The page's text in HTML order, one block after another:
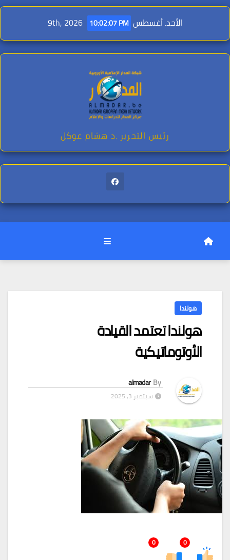
Skip
content
الأحد. أغسطس 9th, 2026 10:02:09 PM
رئيس التحرير .د هشام عوكل
هولندا
هولندا تعتمد القيادة
الأوتوماتيكية
By
almadar
سبتمبر 3, 2025
0
0